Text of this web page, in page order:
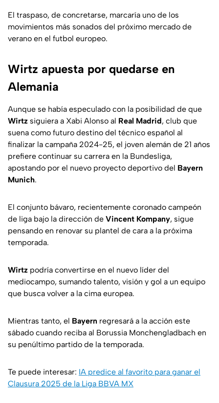
El traspaso, de concretarse, marcaría uno de los
movimientos más sonados del próximo mercado de
verano en el futbol europeo.
Wirtz apuesta por quedarse en
Alemania
Aunque se había especulado con la posibilidad de que
Wirtz siguiera a Xabi Alonso al Real Madrid, club que
suena como futuro destino del técnico español al
finalizar la campaña 2024-25, el joven alemán de 21 años
prefiere continuar su carrera en la Bundesliga,
apostando por el nuevo proyecto deportivo del Bayern
Munich.
El conjunto bávaro, recientemente coronado campeón
de liga bajo la dirección de Vincent Kompany, sigue
pensando en renovar su plantel de cara a la próxima
temporada.
Wirtz podría convertirse en el nuevo líder del
mediocampo, sumando talento, visión y gol a un equipo
que busca volver a la cima europea.
Mientras tanto, el Bayern regresará a la acción este
sábado cuando reciba al Borussia Monchengladbach en
su penúltimo partido de la temporada.
Te puede interesar: IA predice al favorito para ganar el
Clausura 2025 de la Liga BBVA MX